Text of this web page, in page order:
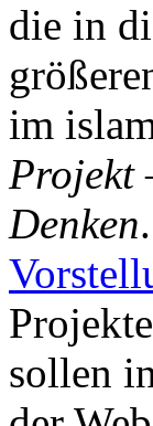
die in
im
Projekt
Denken
sollen